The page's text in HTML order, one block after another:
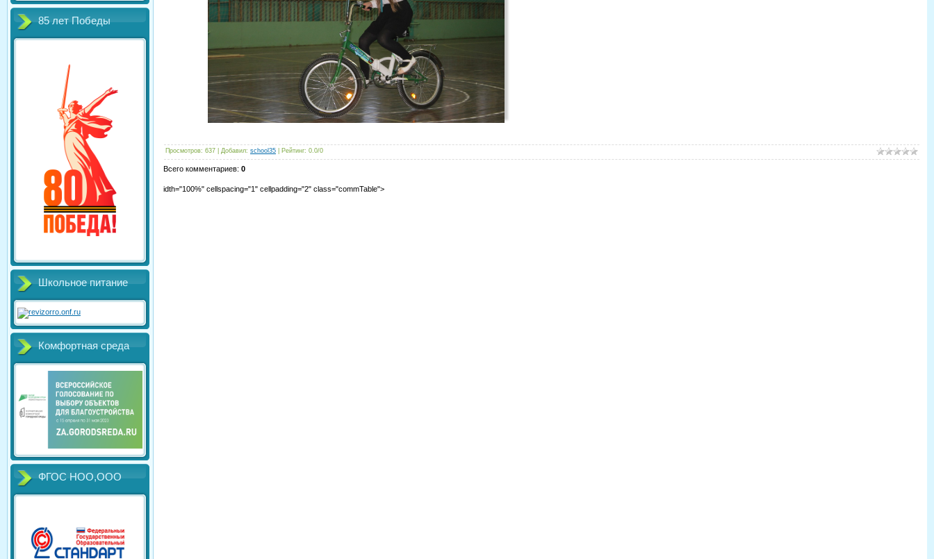
85 лет Победы
Школьное питание
Комфортная среда
ФГОС НОО,ООО
Просмотров: 637 Добавил: school35 Рейтинг: 0.0/0
Всего комментариев: 0
idth="100%" cellspacing="1" cellpadding="2" class="commTable">